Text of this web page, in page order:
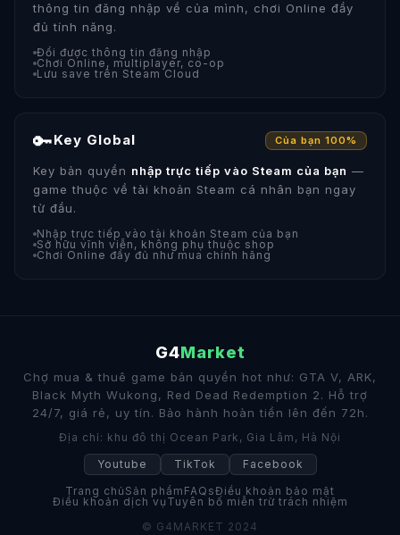
thông tin đăng nhập về của mình, chơi Online đầy
đủ tính năng.
Đổi được thông tin đăng nhập
Chơi Online, multiplayer, co-op
Lưu save trên Steam Cloud
🔑Key Global Của bạn 100%
Key bản quyền nhập trực tiếp vào Steam của bạn —
game thuộc về tài khoản Steam cá nhân bạn ngay
từ đầu.
Nhập trực tiếp vào tài khoản Steam của bạn
Sở hữu vĩnh viễn, không phụ thuộc shop
Chơi Online đầy đủ như mua chính hãng
G4Market
Chợ mua & thuê game bản quyền hot như: GTA V, ARK,
Black Myth Wukong, Red Dead Redemption 2. Hỗ trợ
24/7, giá rẻ, uy tín. Bảo hành hoàn tiền lên đến 72h.
Địa chỉ: khu đô thị Ocean Park, Gia Lâm, Hà Nội
Youtube
TikTok
Facebook
Trang chủ Sản phẩm FAQsĐiều khoản bảo mật
Điều khoản dịch vụ Tuyên bố miễn trừ trách nhiệm
© G4MARKET 2024